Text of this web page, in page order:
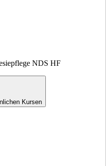
NDS HF
Kursen